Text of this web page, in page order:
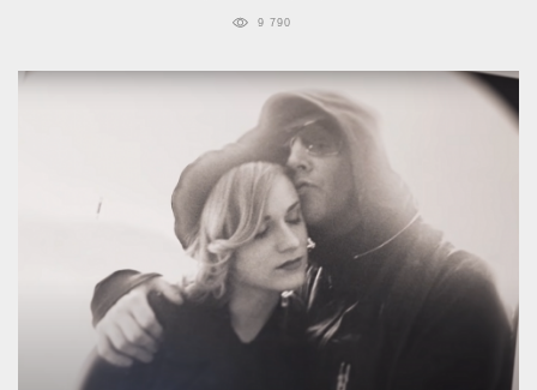
9 790